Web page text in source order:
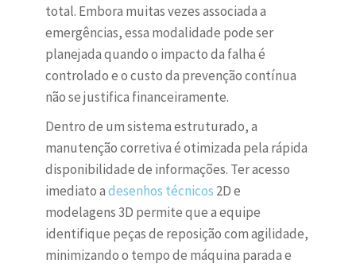
total. Embora muitas vezes associada a
emergências, essa modalidade pode ser
planejada quando o impacto da falha é
controlado e o custo da prevenção contínua
não se justifica financeiramente.
Dentro de um sistema estruturado, a
manutenção corretiva é otimizada pela rápida
disponibilidade de informações. Ter acesso
imediato adesenhos técnicos 2D e
modelagens 3D permite que a equipe
identifique peças de reposição com agilidade,
minimizando o tempo de máquina parada e